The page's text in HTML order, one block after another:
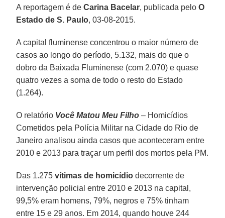
A reportagem é deCarina Bacelar, publicada peloO
Estado de S. Paulo, 03-08-2015.
A capital fluminense concentrou o maior número de
casos ao longo do período, 5.132, mais do que o
dobro da Baixada Fluminense (com 2.070) e quase
quatro vezes a soma de todo o resto do Estado
(1.264).
O relatório Você Matou Meu Filho – Homicídios
Cometidos pela Polícia Militar na Cidade do Rio de
Janeiro analisou ainda casos que aconteceram entre
2010 e 2013 para traçar um perfil dos mortos pela PM.
Das 1.275vítimas de homicídio decorrente de
intervenção policial entre 2010 e 2013 na capital,
99,5% eram homens, 79%, negros e 75% tinham
entre 15 e 29 anos. Em 2014, quando houve 244